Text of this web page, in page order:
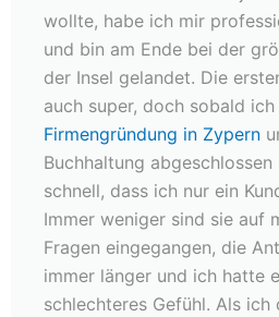
wollte, habe ich mir
und bin am Ende bei der
der Insel gelandet. Die
auch super, doch sobald
Firmengründung in Zypern
Buchhaltung
schnell, dass ich nur ein
Immer weniger sind sie auf
Fragen eingegangen, die
immer länger und ich hatte
schlechteres Gefühl. Als ich